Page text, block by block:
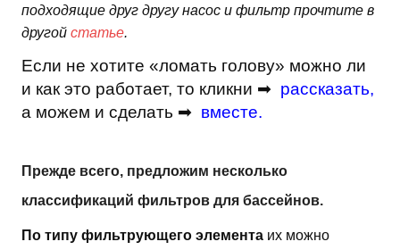
подходящие друг другу насос и фильтр прочтите в
другой статье.
Если не хотите «ломать голову» можно ли
и как это работает, то кликни ➡ рассказать,
а можем и сделать ➡ вместе.
Прежде всего, предложим несколько
классификаций фильтров для бассейнов.
По типу фильтрующего элемента их можно